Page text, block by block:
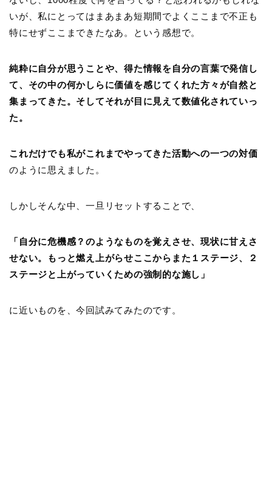
いが、私にとってはまあまあ短期間でよくここまで不正も
特にせずここまできたなあ。という感想で。
純粋に自分が思うことや、得た情報を自分の言葉で発信し
て、その中の何かしらに価値を感じてくれた方々が自然と
集まってきた。そしてそれが目に見えて数値化されていっ
た。
これだけでも私がこれまでやってきた活動への一つの対価
のように思えました。
しかしそんな中、一旦リセットすることで、
「自分に危機感？のようなものを覚えさせ、現状に甘えさ
せない。もっと燃え上がらせここからまた１ステージ、２
ステージと上がっていくための強制的な施し」
に近いものを、今回試みてみたのです。